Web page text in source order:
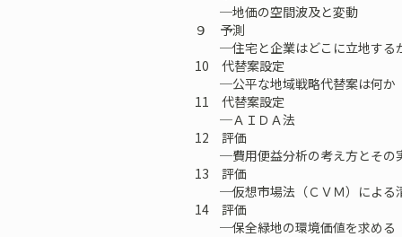
─地価の空間波及と変動
９ 予測
─住宅と企業はどこに立地する
10 代替案設定
─公平な地域戦略代替案は何か
11 代替案設定
─ＡＩＤＡ法
12 評価
─費用便益分析の考え方とその
13 評価
─仮想市場法（ＣＶＭ）による
14 評価
─保全緑地の環境価値を求める